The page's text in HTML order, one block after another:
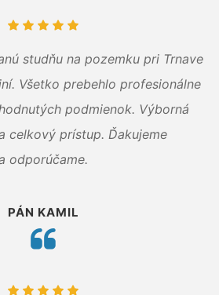
studňu na pozemku pri Trnave
Všetko prebehlo profesionálne
podmienok. Výborná
celkový prístup. Ďakujeme
odporúčame.
PÁN KAMIL